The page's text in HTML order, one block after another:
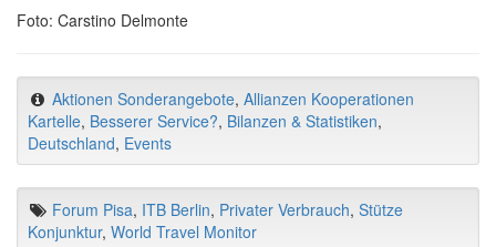
Foto: Carstino Delmonte
Aktionen Sonderangebote, Allianzen Kooperationen
Kartelle, Besserer Service?, Bilanzen & Statistiken,
Deutschland, Events
Forum Pisa, ITB Berlin, Privater Verbrauch, Stütze
Konjunktur, World Travel Monitor